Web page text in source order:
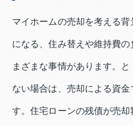
マイホームの売却を考える
になる、住み替えや維持費
まざまな事情があります。
ない場合は、売却による資
す。住宅ローンの残債が売